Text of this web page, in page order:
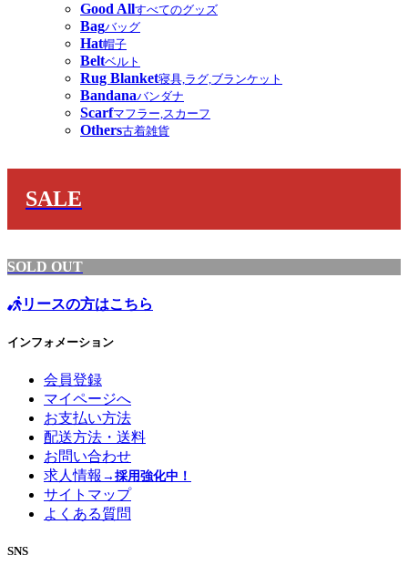
Good Allすべてのグッズ
Bagバッグ
Hat帽子
Beltベルト
Rug Blanket寝具,ラグ,ブランケット
Bandanaバンダナ
Scarfマフラー,スカーフ
Others古着雑貨
SALE
SOLD OUT
リースの方はこちら
インフォメーション
会員登録
マイページへ
お支払い方法
配送方法・送料
お問い合わせ
求人情報 →採用強化中！
サイトマップ
よくある質問
SNS